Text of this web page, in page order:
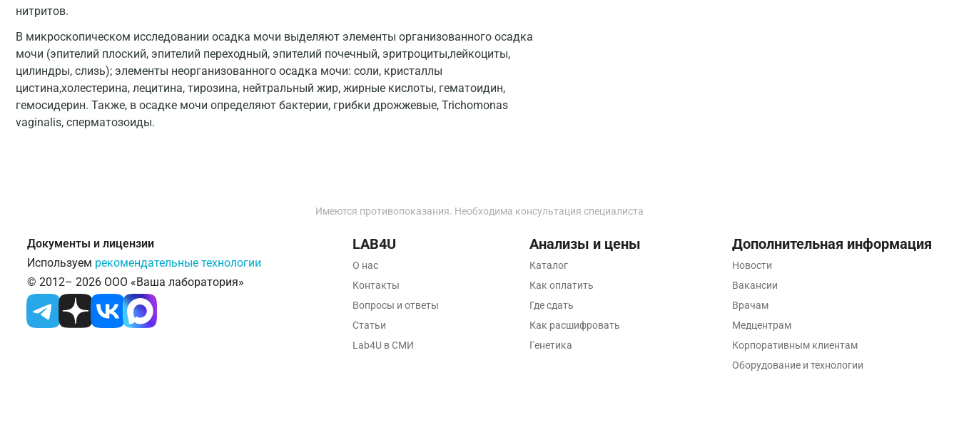
нитритов.
В микроскопическом исследовании осадка мочи выделяют элементы организованного осадка
мочи (эпителий плоский, эпителий переходный, эпителий почечный, эритроциты,лейкоциты,
цилиндры, слизь); элементы неорганизованного осадка мочи: соли, кристаллы
цистина,холестерина, лецитина, тирозина, нейтральный жир, жирные кислоты, гематоидин,
гемосидерин. Также, в осадке мочи определяют бактерии, грибки дрожжевые, Trichomonas
vaginalis, сперматозоиды.
Йошкар-Ола
Калининград
Коломна
Королев
Кострома
Красногорск
Краснодар
Имеются противопоказания. Необходима консультация специалиста
Документы и лицензии
Используем рекомендательные технологии
© 2012– 2026 ООО «Ваша лаборатория»
LAB4U
О нас
Контакты
Вопросы и ответы
Статьи
Lab4U в СМИ
Анализы и цены
Каталог
Как оплатить
Где сдать
Как расшифровать
Генетика
Дополнительная информация
Новости
Вакансии
Врачам
Медцентрам
Корпоративным клиентам
Оборудование и технологии